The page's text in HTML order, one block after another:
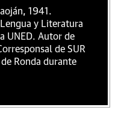
1941.
y Literatura
UNED. Autor de
de SUR
Ronda durante